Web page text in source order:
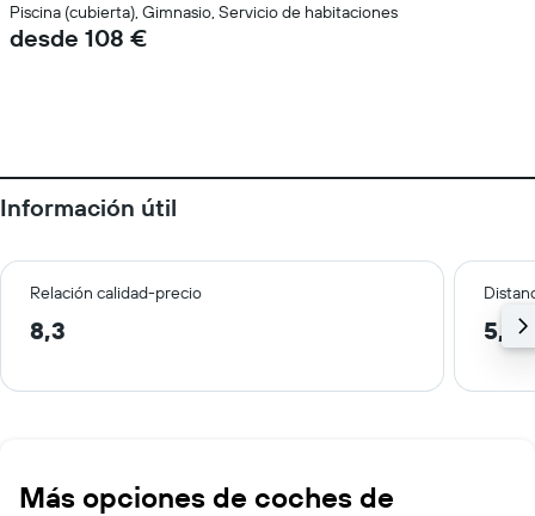
Piscina (cubierta), Gimnasio, Servicio de habitaciones
desde 108 €
Información útil
Relación calidad-precio
8,3 5,9
Más opciones de coches de